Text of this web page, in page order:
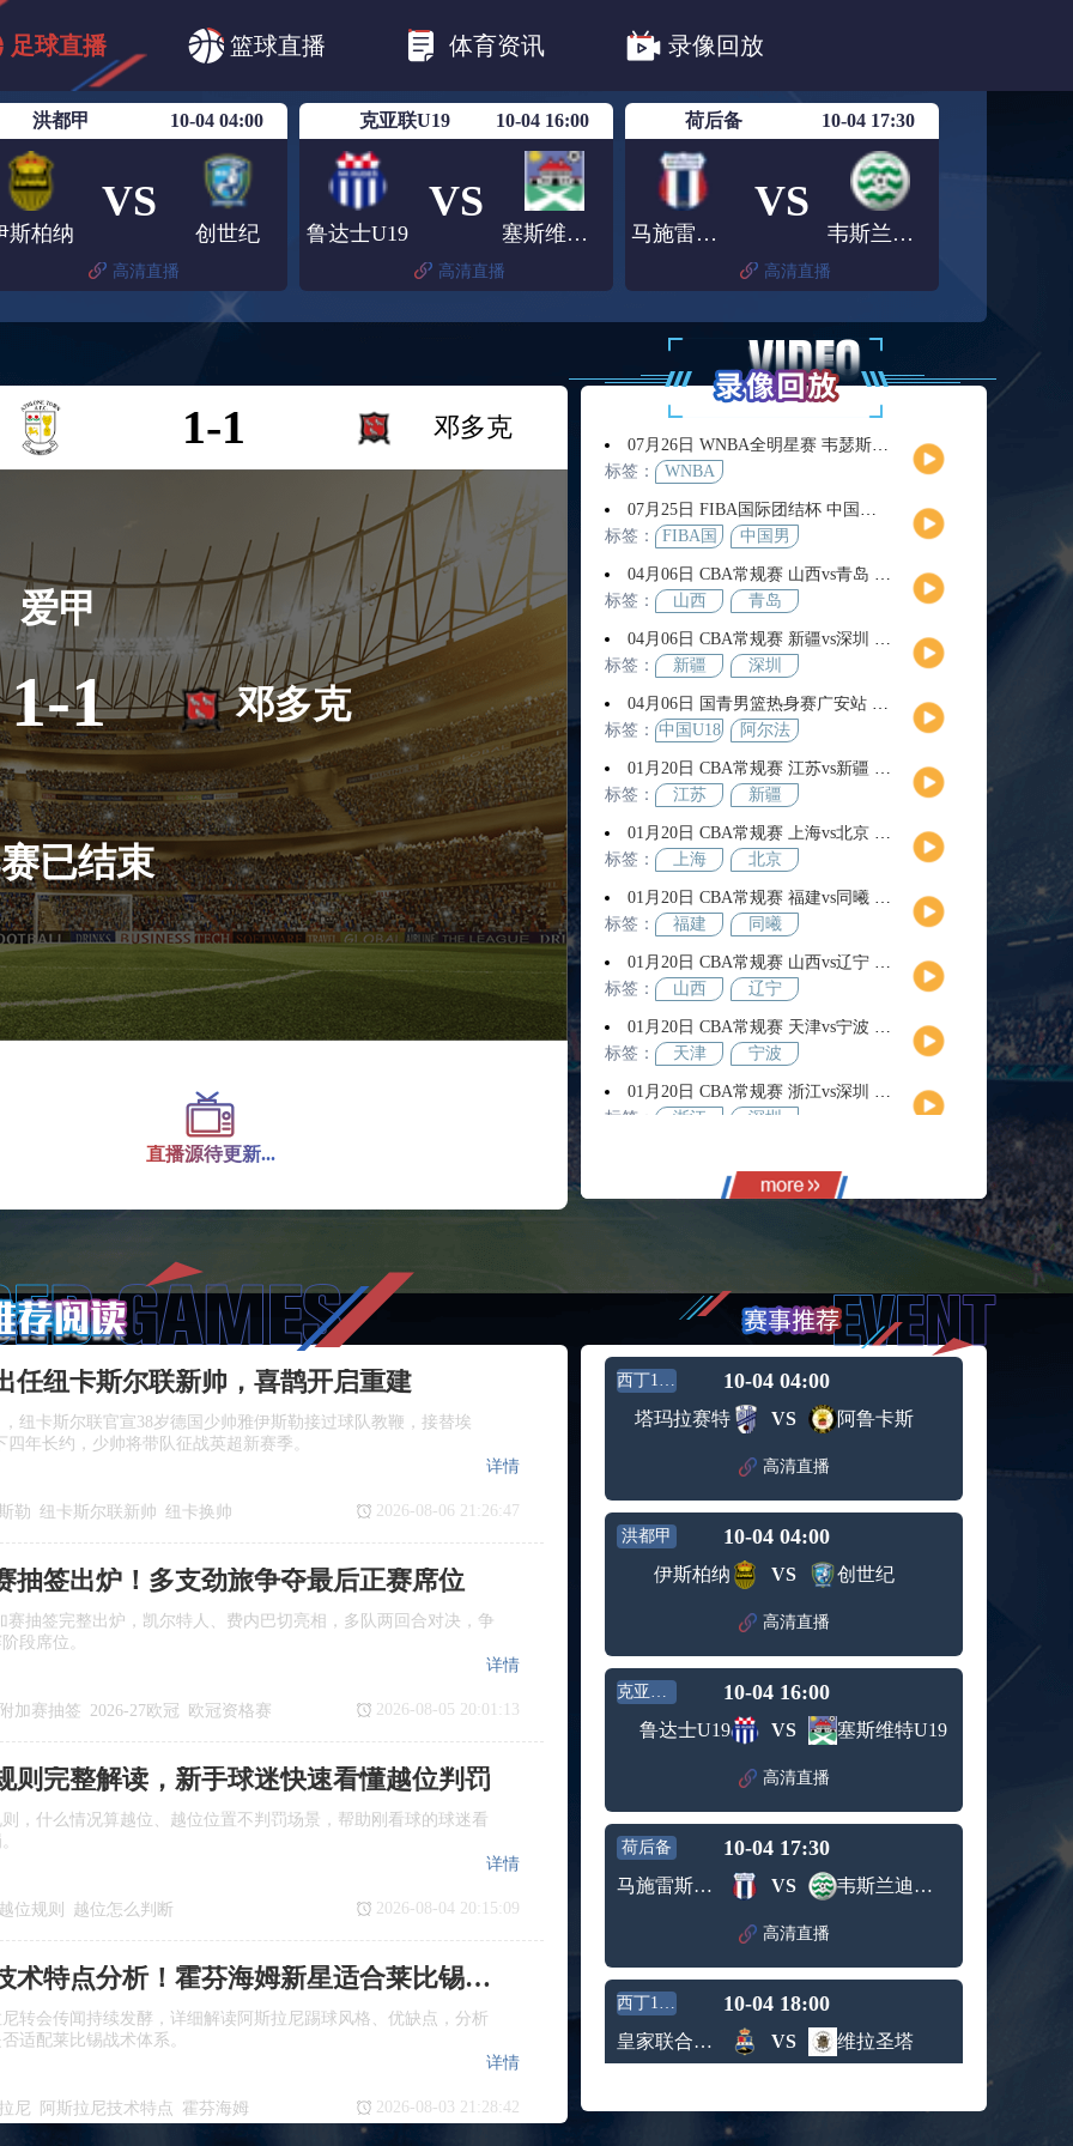
足球直播 篮球直播 体育资讯 录像回放
欧冠杯 英超
美洲杯
洪都甲 10-04 04:00
斯柏纳
VS
创世纪
高清直播
克亚联U19 10-04 16:00
鲁达士U19
VS
塞斯维特U19
高清直播
荷后备 10-04 17:30
马施雷斯精英U21
VS
韦斯兰迪亚青年队
高清直播
1-1 邓多克
爱甲
1-1
已结束
邓多克
直播源待更新...
07月26日 WNBA全明星赛 韦瑟斯庞队vs库珀队 全场录像回放
标签：
WNBA
07月25日 FIBA国际团结杯 中国男篮vs喀麦隆男篮 全场录像回放
标签：
FIBA国
杯
中国男
04月06日 CBA常规赛 山西vs青岛 全场录像回放
标签：
山西 青岛
04月06日 CBA常规赛 新疆vs深圳 全场录像回放
标签：
新疆 深圳
04月06日 国青男篮热身赛广安站 中国U18男篮vs阿尔法学院 全场录像回放
标签： 中国U18
阿尔法
01月20日 CBA常规赛 江苏vs新疆 全场录像回放
标签：
江苏 新疆
01月20日 CBA常规赛 上海vs北京 全场录像回放
标签：
上海 北京
01月20日 CBA常规赛 福建vs同曦 全场录像回放
标签：
福建 同曦
01月20日 CBA常规赛 山西vs辽宁 全场录像回放
标签：
山西 辽宁
01月20日 CBA常规赛 天津vs宁波 全场录像回放
标签：
天津 宁波
01月20日 CBA常规赛 浙江vs深圳 全场录像回放
标签：
浙江 深圳
福建
01月14日 CBA常规赛 浙江vs广州 全场录像回放
新西兰
澳大利
亚男篮
12月01日 男篮世亚预阶段一 韩国男篮vs中国男篮 全场录像
标签：
中国男
韩国男
11月11日 全运男篮半决赛 广东全运男篮vs辽宁全运男篮 全场录像
运男篮
10月14日 女篮锦标赛阶段二第3轮 山西女篮vs四川女篮 全场录像回放
标签： 山西女
四川女
篮
09月12日 男篮欧锦赛半决赛 德国男篮vs芬兰男篮 全场录像回放
标签： 德国男
芬兰男
09月05日 男篮欧锦赛小组赛 西班牙男篮vs希腊男篮 全场录像回放
男篮
希腊男
篮
09月05日 男篮欧锦赛小组赛 波兰男篮vs比利时男篮 全场录像回放
标签： 波兰男
篮
比利时
男篮
09月05日 WNBA常规赛 菲尼克斯水星vs华盛顿神秘人 全场录像回放
华盛顿
神秘人
标签： 明尼苏
达山猫
拉斯维
加斯王
09月05日 WNBA常规赛 达拉斯飞翼vs金州女武神 全场录像回放
标签： 达拉斯
金州女
09月05日 U16男篮亚洲杯1/4决赛 中国男篮U16vs巴林男篮U16 全场录像回放
标签：
篮U16
篮U16
09月05日 NBL季后赛半决赛G3 长沙勇胜vs合肥狂风峻茂 全场录像回放
胜
合肥狂
风峻茂
08月27日 WNBA常规赛 西雅图风暴vs印第安纳狂热 全场录像回放
风暴
纳狂热
08月27日 男篮美洲杯小组赛 乌拉圭男篮vs巴哈马男篮 全场录像回放
任纽卡斯尔联新帅，喜鹊开启重建
纽卡斯尔联官宣38岁德国少帅雅伊斯勒接过球队教鞭，接替埃
四年长约，少帅将带队征战英超新赛季。
勒 纽卡斯尔联新帅 纽卡换帅
详情
2026-08-06 21:26:47
抽签出炉！多支劲旅争夺最后正赛席位
赛抽签完整出炉，凯尔特人、费内巴切亮相，多队两回合对决，争
段席位。
加赛抽签 2026‑27欧冠 欧冠资格赛
详情
2026-08-05 20:01:13
则完整解读，新手球迷快速看懂越位判罚
，什么情况算越位、越位位置不判罚场景，帮助刚看球的球迷看
位规则
越位怎么判断
越位
详情
2026-08-04 20:15:09
阿斯拉尼技术特点分析！霍芬海姆新星适合莱比锡体系吗
转会传闻持续发酵，详细解读阿斯拉尼踢球风格、优缺点，分析
适配莱比锡战术体系。
尼 阿斯拉尼技术特点
霍芬海姆
详情
2026-08-03 21:28:42
西丁12组 10-04 04:00
塔玛拉赛特 VS 阿鲁卡斯
高清直播
洪都甲 10-04 04:00
伊斯柏纳 VS 创世纪
高清直播
克亚联U19 10-04 16:00
鲁达士U19 VS 塞斯维特U19
高清直播
荷后备 10-04 17:30
马施雷斯精英U21 VS 韦斯兰迪亚青年队
高清直播
西丁12组 10-04 18:00
皇家联合特内里费 VS 维拉圣塔